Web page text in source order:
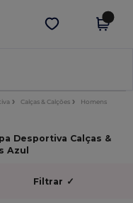
Obter app
Calças & Calções Homens
Desportiva Calças &
Azul
Filtrar ✓